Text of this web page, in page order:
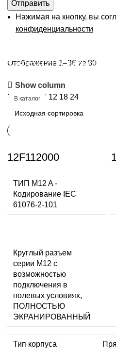
Отправить
Нажимая на кнопку, вы
конфиденциальности
Товары со скидкой
Скидки до -10%
В каталог
Отображение 1–36 из 80
Show column
Показать 9 12 18 24
12F112000
ТИП M12 A -
Кодирование IEC
61076-2-101
Круглый разъем
серии M12 с
возможностью
подключения в
полевых условиях,
ПОЛНОСТЬЮ
ЭКРАНИРОВАННЫЙ
Тип корпуса